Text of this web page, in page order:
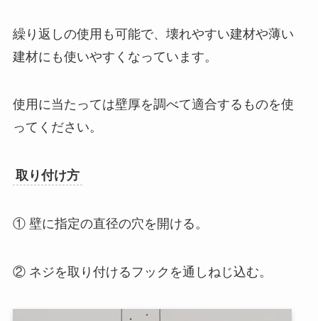
繰り返しの使用も可能で、壊れやすい建材や薄い
建材にも使いやすくなっています。
使用に当たっては壁厚を調べて適合するものを使
ってください。
取り付け方
① 壁に指定の直径の穴を開ける。
② ネジを取り付けるフックを通しねじ込む。